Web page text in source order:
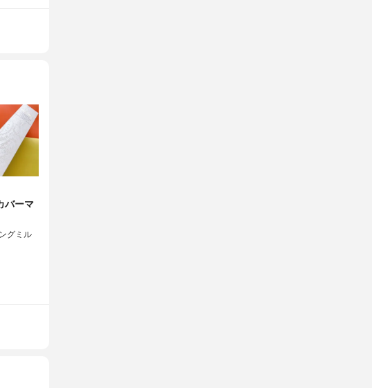
バーマ
グミル